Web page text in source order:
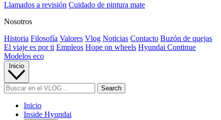
Llamados a revisión Cuidado de pintura mate⁠
Nosotros
Historia Filosofía Valores Vlog Noticias Contacto Buzón de quejas
El viaje es por ti Empleos Hope on wheels Hyundai Continue
Modelos eco
Inicio
Inicio
Inside Hyundai